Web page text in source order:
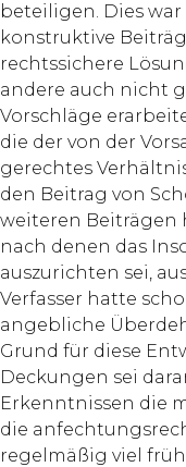
beteiligen. Dies
kon­struktive
rechtssichere
andere auch nicht
Vorschläge
die der von der
gerechtes
den Beitrag von
weiteren Beiträgen
nach denen das
auszurichten sei,
Verfasser hatte
angebliche
Grund für diese
Deckungen sei
Erkenntnissen die
die
regelmäßig viel